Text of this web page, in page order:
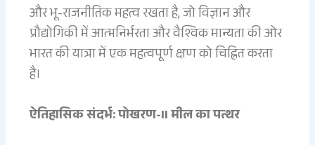
और भू-राजनीतिक महत्व रखता है, जो विज्ञान और
प्रौद्योगिकी में आत्मनिर्भरता और वैश्विक मान्यता की ओर
भारत की यात्रा में एक महत्वपूर्ण क्षण को चिह्नित करता
है।
ऐतिहासिक संदर्भ: पोखरण-II मील का पत्थर